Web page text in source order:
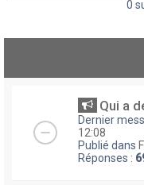
0
Qui a
Dernier
12:08
Publié dans
Réponses :